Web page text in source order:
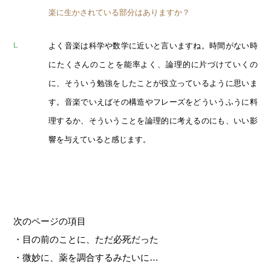
楽に生かされている部分はありますか？
L よく音楽は科学や数学に近いと言いますね。時間がない時
にたくさんのことを能率よく、論理的に片づけていくの
に、そういう勉強をしたことが役立っているように思いま
す。音楽でいえばその構造やフレーズをどういうふうに料
理するか、そういうことを論理的に考えるのにも、いい影
響を与えていると感じます。
次のページの項目
・目の前のことに、ただ必死だった
・微妙に、薬を調合するみたいに…